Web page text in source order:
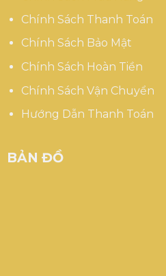
Chính Sách Thanh Toán
Chính Sách Bảo Mật
Chính Sách Hoàn Tiền
Chính Sách Vận Chuyển
Hướng Dẫn Thanh Toán
BẢN ĐỒ